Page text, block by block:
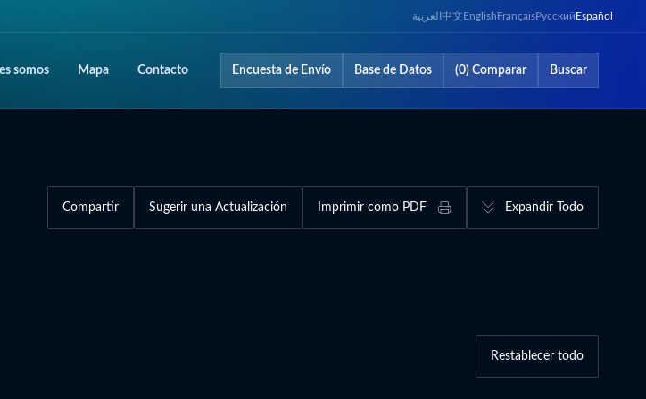
العربية 中文EnglishFrançaisРусскийEspañol
somos Mapa Contacto Encuesta de Envío Base de Datos (0) Comparar Buscar
Compartir Sugerir una Actualización Imprimir como PDF Expandir Todo
Restablecer todo